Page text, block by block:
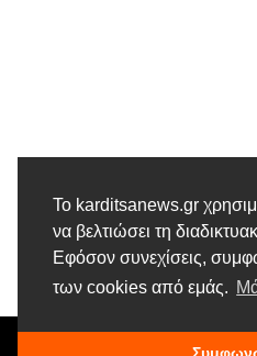
Το karditsanews.gr
να βελτιώσει τη
Εφόσον συνεχίσεις,
των cookies από εμάς.
Οι
την
© Karditsa News |